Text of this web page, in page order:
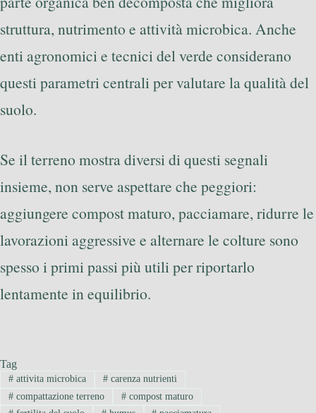
struttura, nutrimento e attività microbica. Anche
enti agronomici e tecnici del verde considerano
questi parametri centrali per valutare la qualità del
suolo.
Se il terreno mostra diversi di questi segnali
insieme, non serve aspettare che peggiori:
aggiungere compost maturo, pacciamare, ridurre le
lavorazioni aggressive e alternare le colture sono
spesso i primi passi più utili per riportarlo
lentamente in equilibrio.
Tag
#attivita microbica #carenza nutrienti
#compattazione terreno #compost maturo